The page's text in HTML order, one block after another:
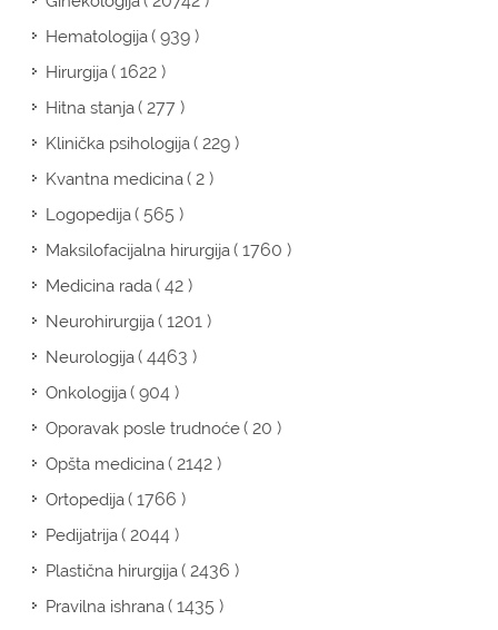
Hematologija( 939 )
Hirurgija( 1622 )
Hitna stanja( 277 )
Klinička psihologija( 229 )
Kvantna medicina( 2 )
Logopedija( 565 )
Maksilofacijalna hirurgija( 1760 )
Medicina rada( 42 )
Neurohirurgija( 1201 )
Neurologija( 4463 )
Onkologija( 904 )
Oporavak posle trudnoće( 20 )
Opšta medicina( 2142 )
Ortopedija( 1766 )
Pedijatrija( 2044 )
Plastična hirurgija( 2436 )
Pravilna ishrana( 1435 )